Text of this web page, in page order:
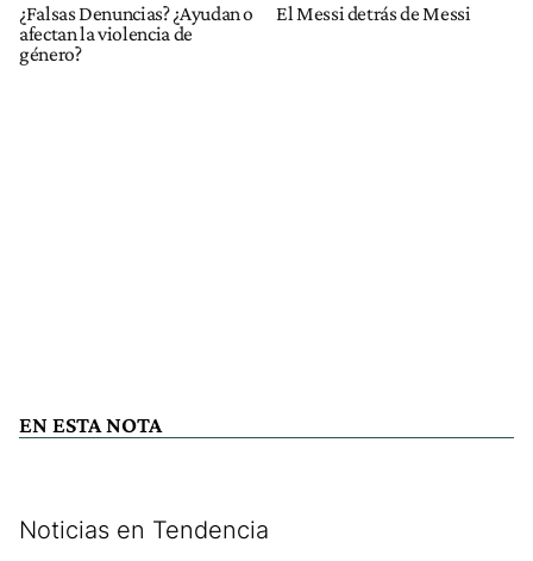
¿Falsas Denuncias? ¿Ayudan o
afectan la violencia de
género?
El Messi detrás de Messi
EN ESTA NOTA
Noticias en Tendencia